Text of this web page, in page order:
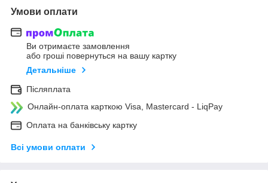
Умови оплати
Ви отримаєте замовлення
або гроші повернуться на вашу картку
Детальніше
Післяплата
Онлайн-оплата карткою Visa, Mastercard - LiqPay
Оплата на банківську картку
Всі умови оплати